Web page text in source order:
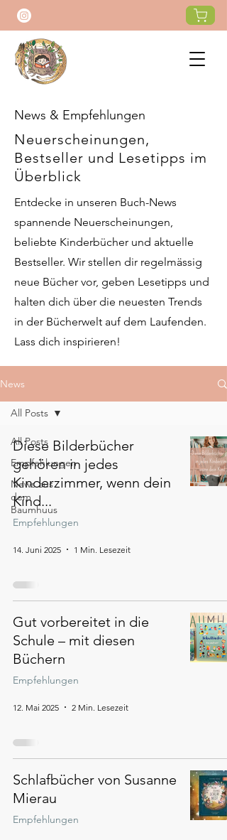
News & Empfehlungen
Neuerscheinungen,
Bestseller und Lesetipps im
Überblick
Entdecke in unseren Buch-News
spannende Neuerscheinungen,
beliebte Kinderbücher und aktuelle
Bestseller. Wir stellen dir regelmässig
neue Bücher vor, geben Lesetipps und
halten dich über die neuesten Trends
in der Bücherwelt auf dem Laufenden.
Lass dich inspirieren!
News
All Posts
Empfehlungen
News aus
dem
Baumhuus
All Posts
Diese Bilderbücher
gehören in jedes
Kinderzimmer, wenn dein
Kind...
Empfehlungen
14. Juni 2025 1 Min. Lesezeit
Gut vorbereitet in die
Schule – mit diesen
Büchern
Empfehlungen
12. Mai 2025 2 Min. Lesezeit
Schlafbücher von Susanne
Mierau
Empfehlungen